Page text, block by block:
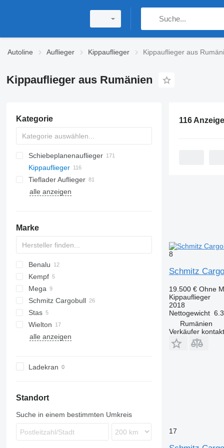
Autoline Auflieger Kippauflieger Kippauflieger aus
Kippauflieger aus Rumänien
Kategorie
Schiebeplanenauflieger
Kippauflieger
Tieflader Auflieger
alle anzeigen
Marke
Benalu
T-series
KIS
CHKS
DHKA
GS
T-series
Kempf
SKM
SK
Mega
MNL
Schmitz Cargobull
S-series
SCB
SGF
Stas
S-series
Wielton
NW
alle anzeigen
Ladekran
Standort
Suche in einem bestimmten Umkreis
116
8
Schmitz
19.500 € Ohne
Kippauflieger
2018
Nettogewicht
Rumänien
Verkäufer
17